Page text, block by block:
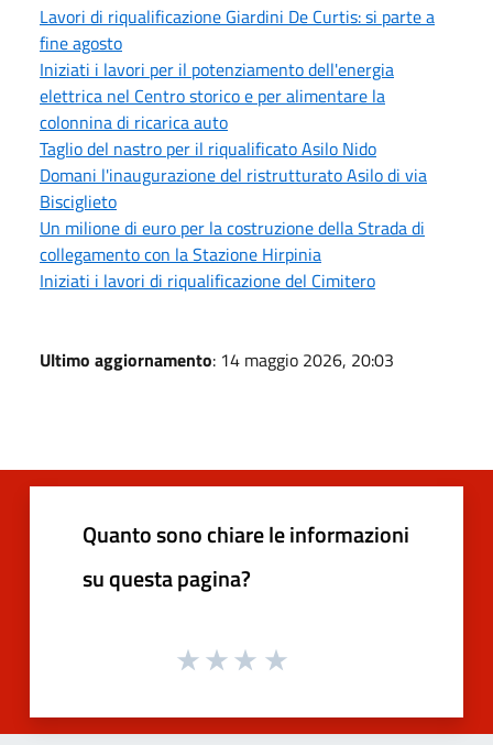
Lavori di riqualificazione Giardini De Curtis: si parte a
fine agosto
Iniziati i lavori per il potenziamento dell'energia
elettrica nel Centro storico e per alimentare la
colonnina di ricarica auto
Taglio del nastro per il riqualificato Asilo Nido
Domani l'inaugurazione del ristrutturato Asilo di via
Bisciglieto
Un milione di euro per la costruzione della Strada di
collegamento con la Stazione Hirpinia
Iniziati i lavori di riqualificazione del Cimitero
Ultimo aggiornamento: 14 maggio 2026, 20:03
Quanto sono chiare le informazioni
su questa pagina?